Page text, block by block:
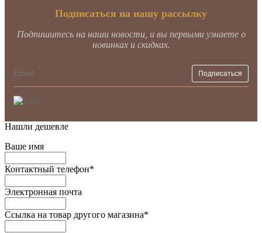
Подписаться на нашу рассылку
Подпишитесь на наши новости, и вы первыми узнаете о
новинках и скидках.
Нашли дешевле
Ваше имя
Контактный телефон*
Электронная почта
Ссылка на товар другого магазина*